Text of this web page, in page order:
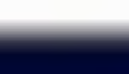
au
contenu